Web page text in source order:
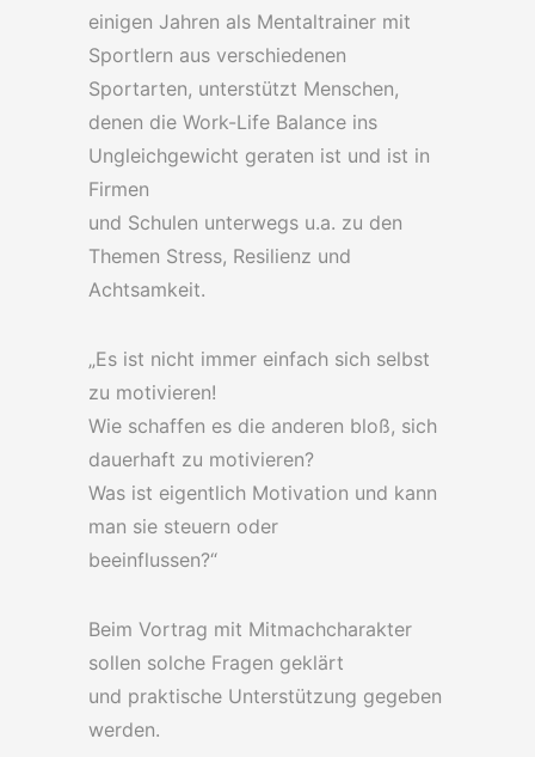
einigen Jahren als Mentaltrainer mit
Sportlern aus verschiedenen
Sportarten, unterstützt Menschen,
denen die Work-Life Balance ins
Ungleichgewicht geraten ist und ist in
Firmen
und Schulen unterwegs u.a. zu den
Themen Stress, Resilienz und
Achtsamkeit.
„Es ist nicht immer einfach sich selbst
zu motivieren!
Wie schaffen es die anderen bloß, sich
dauerhaft zu motivieren?
Was ist eigentlich Motivation und kann
man sie steuern oder
beeinflussen?“
Beim Vortrag mit Mitmachcharakter
sollen solche Fragen geklärt
und praktische Unterstützung gegeben
werden.